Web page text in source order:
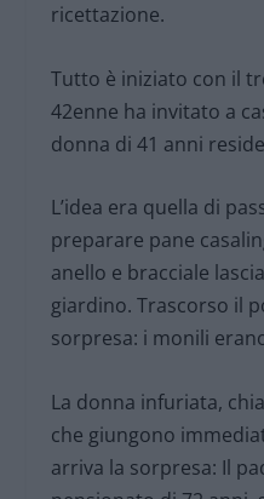
ricettazione.
Tutto è iniziato con il
42enne ha invitato a
donna di 41 anni
L’idea era quella di
preparare pane
anello e bracciale
giardino. Trascorso il
sorpresa: i monili
La donna infuriata,
che giungono
arriva la sorpresa: Il